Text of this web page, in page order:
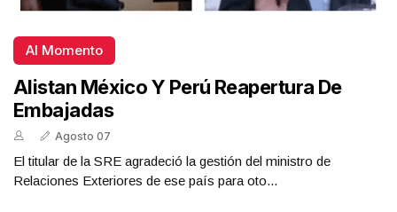
Al Momento
Alistan México Y Perú Reapertura De
Embajadas
Agosto 07
El titular de la SRE agradeció la gestión del ministro de
Relaciones Exteriores de ese país para oto...